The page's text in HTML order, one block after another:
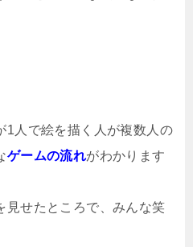
1人で絵を描く人が複数人の
ゲームの流れがわかります
見せたところで、みんな笑